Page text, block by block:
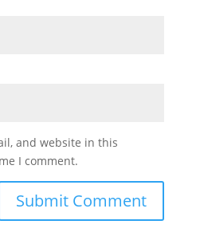
and website in this
I comment.